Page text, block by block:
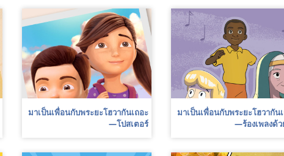
มา​เป็น​เพื่อน​กับ​พระ​ยะโฮวา​กัน​เถอะ
—โปสเตอร์
มา​เป็น​เพื่อน​กับ​พระ​ยะโฮวา​กัน​
—ร้อง​เพลง​ด้